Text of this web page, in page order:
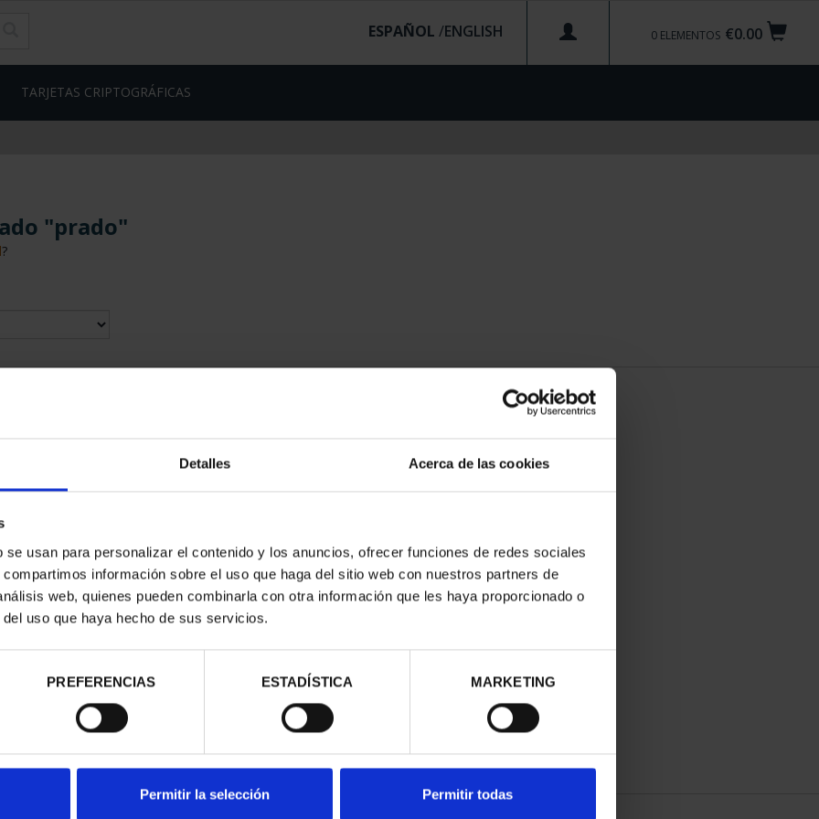
Detalles Acerca de las cookies
usan para personalizar el contenido y los anuncios, ofrecer funciones de redes sociales
información sobre el uso que haga del sitio web con nuestros partners de
web, quienes pueden combinarla con otra información que les haya proporcionado o
uso que haya hecho de sus servicios.
PREFERENCIAS ESTADÍSTICA MARKETING
Permitir la selección Permitir todas
€0.00
0 ELEMENTOS
ESPAÑOL /
TARJETAS CRIPTOGRÁFICAS
"prado"
?